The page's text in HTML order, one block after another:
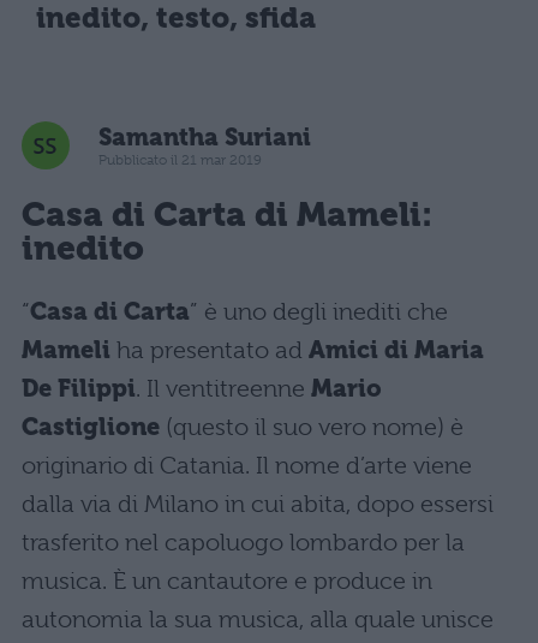
inedito, testo, sfida
Samantha Suriani
Pubblicato il 21 mar 2019
Casa di Carta di Mameli:
inedito
“Casa di Carta” è uno degli inediti che
Mameli ha presentato ad Amici di Maria
De Filippi. Il ventitreenne Mario
Castiglione (questo il suo vero nome) è
originario di Catania. Il nome d’arte viene
dalla via di Milano in cui abita, dopo essersi
trasferito nel capoluogo lombardo per la
musica. È un cantautore e produce in
autonomia la sua musica, alla quale unisce